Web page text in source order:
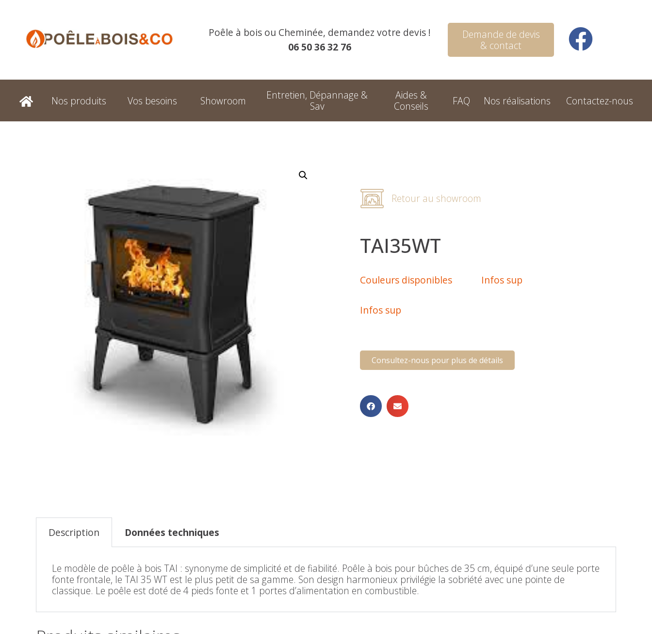
Poêle à bois ou Cheminée, demandez votre devis !
06 50 36 32 76
Demande de devis
& contact
Nos produits Vos besoins Showroom
Entretien, Dépannage &
Sav
Aides &
Conseils
FAQ Nos réalisations Contactez-nous
Retour au showroom
TAI35WT
Couleurs disponibles Infos sup
Infos sup
Consultez-nous pour plus de détails
Description Données techniques
Le modèle de poêle à bois TAI : synonyme de simplicité et de fiabilité. Poêle à bois pour bûches de 35 cm, équipé d’une seule porte
fonte frontale, le TAI 35 WT est le plus petit de sa gamme. Son design harmonieux privilégie la sobriété avec une pointe de
classique. Le poêle est doté de 4 pieds fonte et 1 portes d’alimentation en combustible.